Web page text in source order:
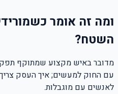
ומה זה אומר
השטח?
מדובר באיש מקצוע שמתוקף
עם החוק למעשים; איך העסק צריך
לאנשים עם מוגבלות.